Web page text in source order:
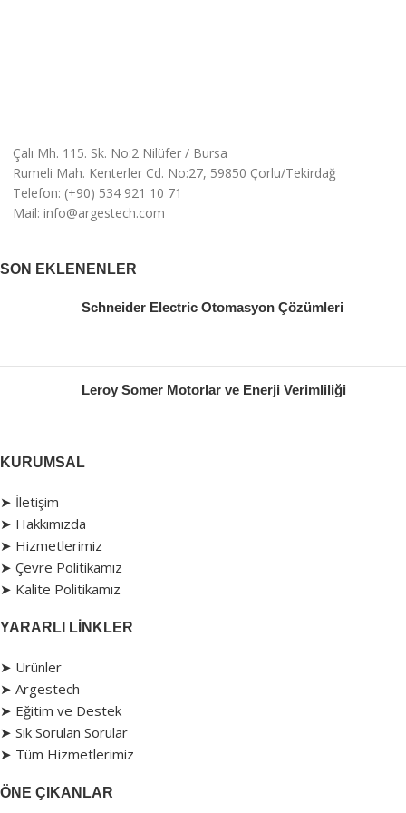
Çalı Mh. 115. Sk. No:2 Nilüfer / Bursa
Rumeli Mah. Kenterler Cd. No:27, 59850 Çorlu/Tekirdağ
Telefon: (+90) 534 921 10 71
Mail: info@argestech.com
SON EKLENENLER
Schneider Electric Otomasyon Çözümleri
Leroy Somer Motorlar ve Enerji Verimliliği
KURUMSAL
➤ İletişim
➤ Hakkımızda
➤ Hizmetlerimiz
➤ Çevre Politikamız
➤ Kalite Politikamız
YARARLI LINKLER
➤ Ürünler
➤ Argestech
➤ Eğitim ve Destek
➤ Sık Sorulan Sorular
➤ Tüm Hizmetlerimiz
ÖNE ÇIKANLAR